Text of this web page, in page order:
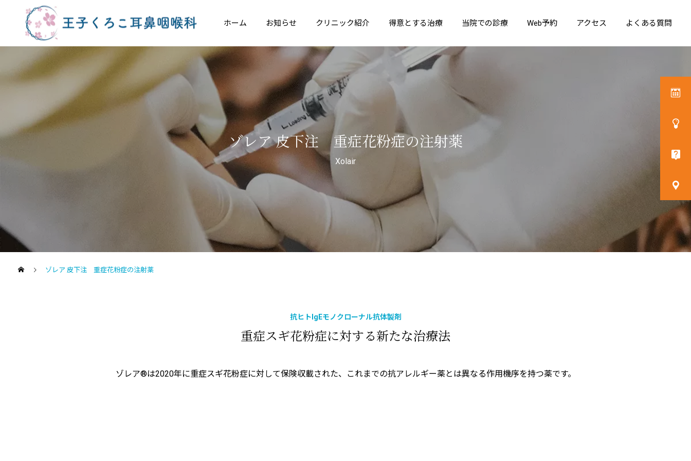
ホーム お知らせ クリニック紹介 得意とする治療 当院での診療 Web予約 アクセス よくある質問
花粉症・アレルギー性
鼻炎
顔面神経麻痺
いびき・睡眠時無呼吸
ゾレア 皮下注 重症花粉症の注射薬
Xolair
ゾレア 皮下注 重症花粉症の注射薬
抗ヒトIgEモノクローナル抗体製剤
重症スギ花粉症に対する新たな治療法
ゾレア®は2020年に重症スギ花粉症に対して保険収載された、これまでの抗アレルギー薬とは異なる作用機序を持つ薬です。